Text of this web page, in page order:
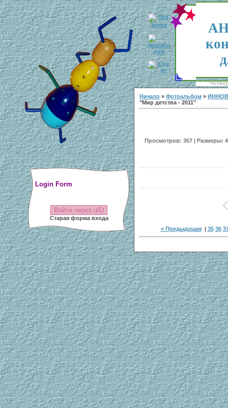
Login Form
Войти через uID
Старая форма входа
Начало » Фотоальбом »
"Мир детства - 2011"
Просмотров: 357 | Размеры:
« Предыдущая| 35 36